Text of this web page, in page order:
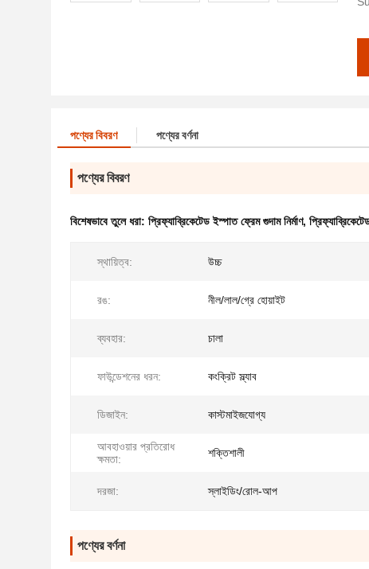
পণ্যের বিবরণ পণ্যের বর্ণনা
পণ্যের বিবরণ
বিশেষভাবে তুলে ধরা: প্রিফ্যাব্রিকেটেড ইস্পাত ফ্রেম গুদাম নির্মাণ,
স্থায়িত্ব: উচ্চ
রঙ: নীল/লাল/গ্রে হোয়াইট
ব্যবহার: চালা
ফাউন্ডেশনের ধরন: কংক্রিট স্ল্যাব
ডিজাইন: কাস্টমাইজযোগ্য
আবহাওয়ার প্রতিরোধ
ক্ষমতা:
শক্তিশালী
দরজা: স্লাইডিং/রোল-আপ
পণ্যের বর্ণনা